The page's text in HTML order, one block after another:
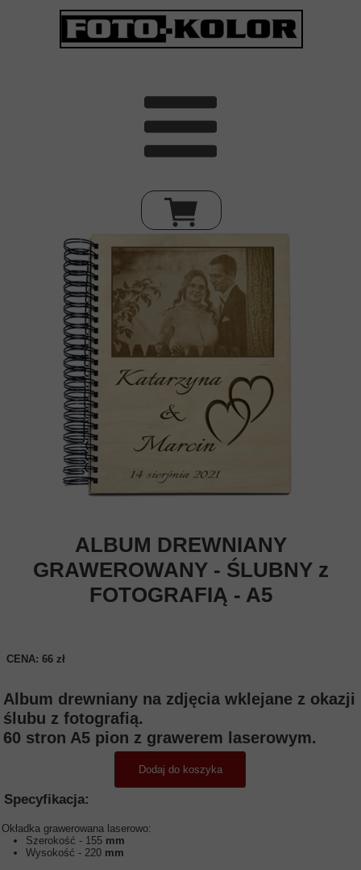
Dodaj do koszyka
Okładka grawerowana laserowo:
Szerokość - 155 mm
Wysokość - 220 mm
Specyfikacja:
Album drewniany na zdjęcia wklejane z okazji
ślubu z fotografią.
60 stron A5 pion z grawerem laserowym.
ALBUM DREWNIANY
GRAWEROWANY - ŚLUBNY z
FOTOGRAFIĄ - A5
CENA: 66 zł